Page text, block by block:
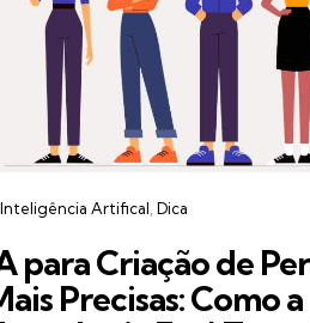
Inteligência Artifical Dica
para Criação de
Precisas: Como a